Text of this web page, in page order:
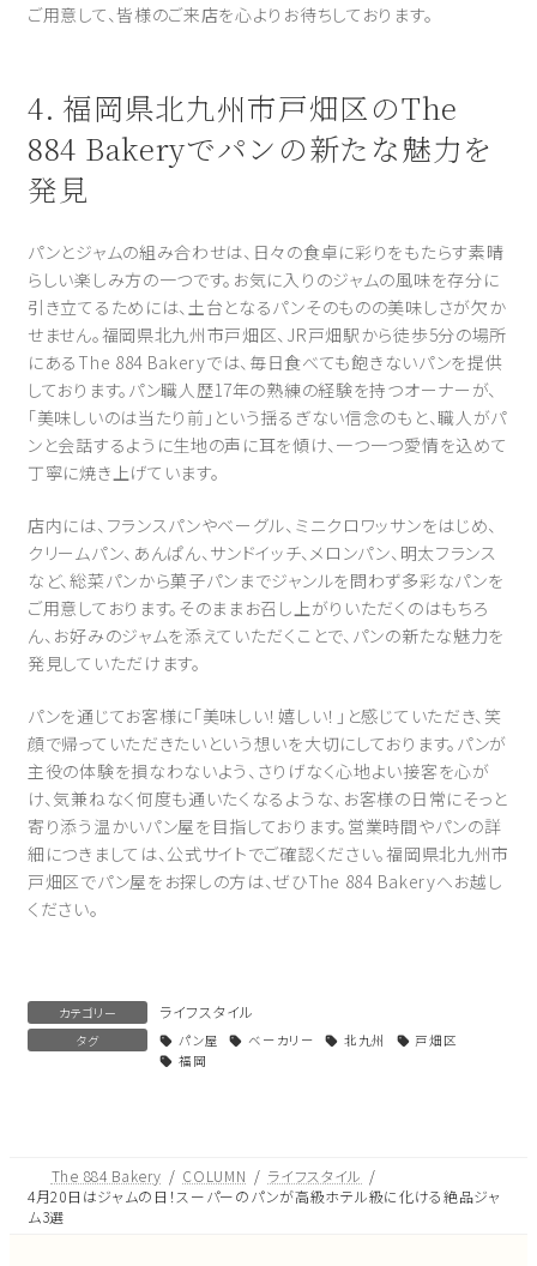
ご用意して、皆様のご来店を心よりお待ちしております。
4. 福岡県北九州市戸畑区のThe
884 Bakeryでパンの新たな魅力を
発見
パンとジャムの組み合わせは、日々の食卓に彩りをもたらす素晴
らしい楽しみ方の一つです。お気に入りのジャムの風味を存分に
引き立てるためには、土台となるパンそのものの美味しさが欠か
せません。福岡県北九州市戸畑区、JR戸畑駅から徒歩5分の場所
にあるThe 884 Bakeryでは、毎日食べても飽きないパンを提供
しております。パン職人歴17年の熟練の経験を持つオーナーが、
「美味しいのは当たり前」という揺るぎない信念のもと、職人がパ
ンと会話するように生地の声に耳を傾け、一つ一つ愛情を込めて
丁寧に焼き上げています。
店内には、フランスパンやベーグル、ミニクロワッサンをはじめ、
クリームパン、あんぱん、サンドイッチ、メロンパン、明太フランス
など、総菜パンから菓子パンまでジャンルを問わず多彩なパンを
ご用意しております。そのままお召し上がりいただくのはもちろ
ん、お好みのジャムを添えていただくことで、パンの新たな魅力を
発見していただけます。
パンを通じてお客様に「美味しい！嬉しい！」と感じていただき、笑
顔で帰っていただきたいという想いを大切にしております。パンが
主役の体験を損なわないよう、さりげなく心地よい接客を心が
け、気兼ねなく何度も通いたくなるような、お客様の日常にそっと
寄り添う温かいパン屋を目指しております。営業時間やパンの詳
細につきましては、公式サイトでご確認ください。福岡県北九州市
戸畑区でパン屋をお探しの方は、ぜひThe 884 Bakeryへお越し
ください。
カテゴリー ライフスタイル
タグ パン屋 ベーカリー 北九州
戸畑区
福岡
The 884 Bakery COLUMN
ライフスタイル
4月20日はジャムの日！スーパーのパンが高級ホテル級に化ける絶品ジャ
ム3選